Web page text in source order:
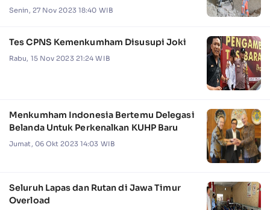
Senin, 27 Nov 2023 18:40 WIB
Tes CPNS Kemenkumham Disusupi Joki
Rabu, 15 Nov 2023 21:24 WIB
Menkumham Indonesia Bertemu Delegasi
Belanda Untuk Perkenalkan KUHP Baru
Jumat, 06 Okt 2023 14:03 WIB
Seluruh Lapas dan Rutan di Jawa Timur
Overload